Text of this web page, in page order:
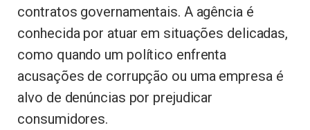
contratos governamentais. A agência é
conhecida por atuar em situações delicadas,
como quando um político enfrenta
acusações de corrupção ou uma empresa é
alvo de denúncias por prejudicar
consumidores.